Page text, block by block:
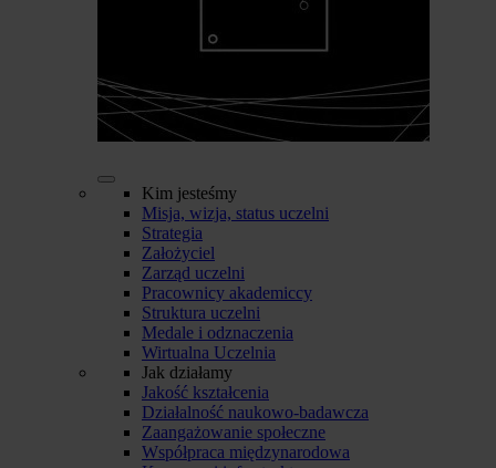
Kim jesteśmy
Misja, wizja, status uczelni
Strategia
Założyciel
Zarząd uczelni
Pracownicy akademiccy
Struktura uczelni
Medale i odznaczenia
Wirtualna Uczelnia
Jak działamy
Jakość kształcenia
Działalność naukowo-badawcza
Zaangażowanie społeczne
Współpraca międzynarodowa